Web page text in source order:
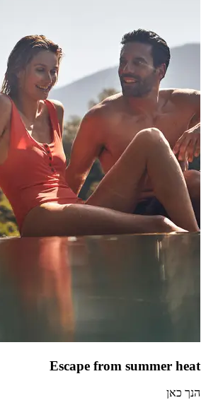
Escape from summer heat
הנך כאן